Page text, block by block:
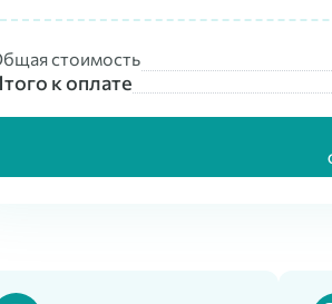
стоимость
к оплате